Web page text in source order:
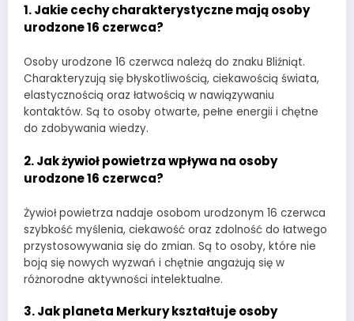
1. Jakie cechy charakterystyczne mają osoby
urodzone 16 czerwca?
Osoby urodzone 16 czerwca należą do znaku Bliźniąt.
Charakteryzują się błyskotliwością, ciekawością świata,
elastycznością oraz łatwością w nawiązywaniu
kontaktów. Są to osoby otwarte, pełne energii i chętne
do zdobywania wiedzy.
2. Jak żywioł powietrza wpływa na osoby
urodzone 16 czerwca?
Żywioł powietrza nadaje osobom urodzonym 16 czerwca
szybkość myślenia, ciekawość oraz zdolność do łatwego
przystosowywania się do zmian. Są to osoby, które nie
boją się nowych wyzwań i chętnie angażują się w
różnorodne aktywności intelektualne.
3. Jak planeta Merkury kształtuje osoby